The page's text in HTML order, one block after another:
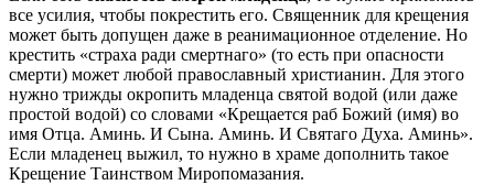
все усилия, чтобы покрестить его. Священник для крещения
может быть допущен даже в реанимационное отделение. Но
крестить
страха ради смертнаго
(то есть при опасности
смерти) может любой православный христианин. Для этого
нужно трижды окропить младенца святой водой (или даже
простой водой) со словами
Крещается раб Божий (имя) во
имя Отца. Аминь. И Сына. Аминь. И Святаго Духа. Аминь .
Если младенец выжил, то нужно в храме дополнить такое
Крещение Таинством Миропомазания.